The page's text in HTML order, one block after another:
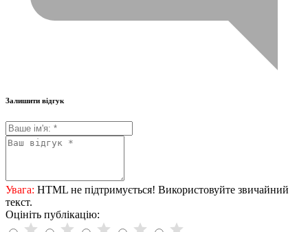
Залишити відгук
Увага: HTML не підтримується! Використовуйте звичайний
текст.
Оцініть публікацію: